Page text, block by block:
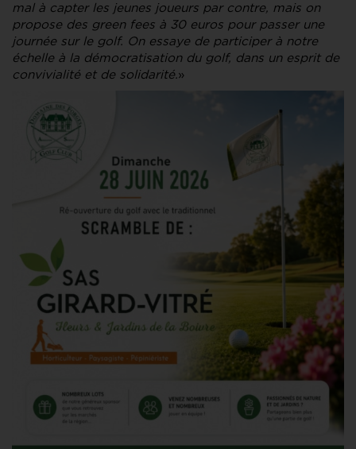
mal à capter les jeunes joueurs par contre, mais on
propose des green fees à 30 euros pour passer une
journée sur le golf. On essaye de participer à notre
échelle à la démocratisation du golf, dans un esprit de
convivialité et de solidarité.»